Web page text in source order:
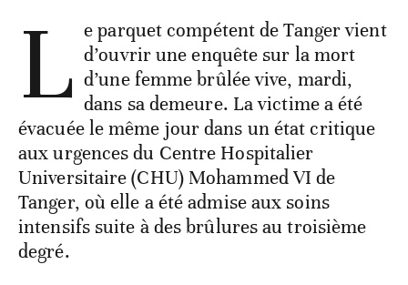
L e parquet compétent de Tanger vient
d’ouvrir une enquête sur la mort
d’une femme brûlée vive, mardi,
dans sa demeure. La victime a été
évacuée le même jour dans un état critique
aux urgences du Centre Hospitalier
Universitaire (CHU) Mohammed VI de
Tanger, où elle a été admise aux soins
intensifs suite à des brûlures au troisième
degré.